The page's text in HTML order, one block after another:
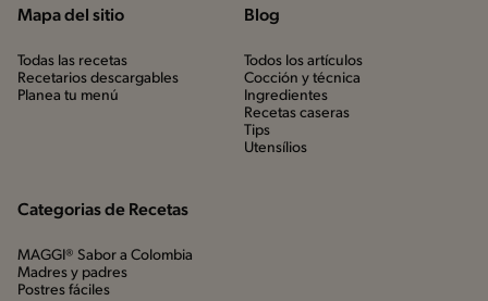
Mapa del sitio
Todas las recetas
Recetarios descargables
Planea tu menú
Blog
Todos los artículos
Cocción y técnica
Ingredientes
Recetas caseras
Tips
Utensílios
Categorias de Recetas
MAGGI® Sabor a Colombia
Madres y padres
Postres fáciles